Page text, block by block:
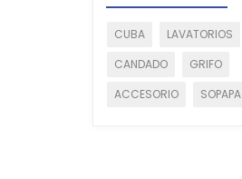
CUBA LAVATORIOS
CANDADO
GRIFO
ACCESORIO
SOPAPA